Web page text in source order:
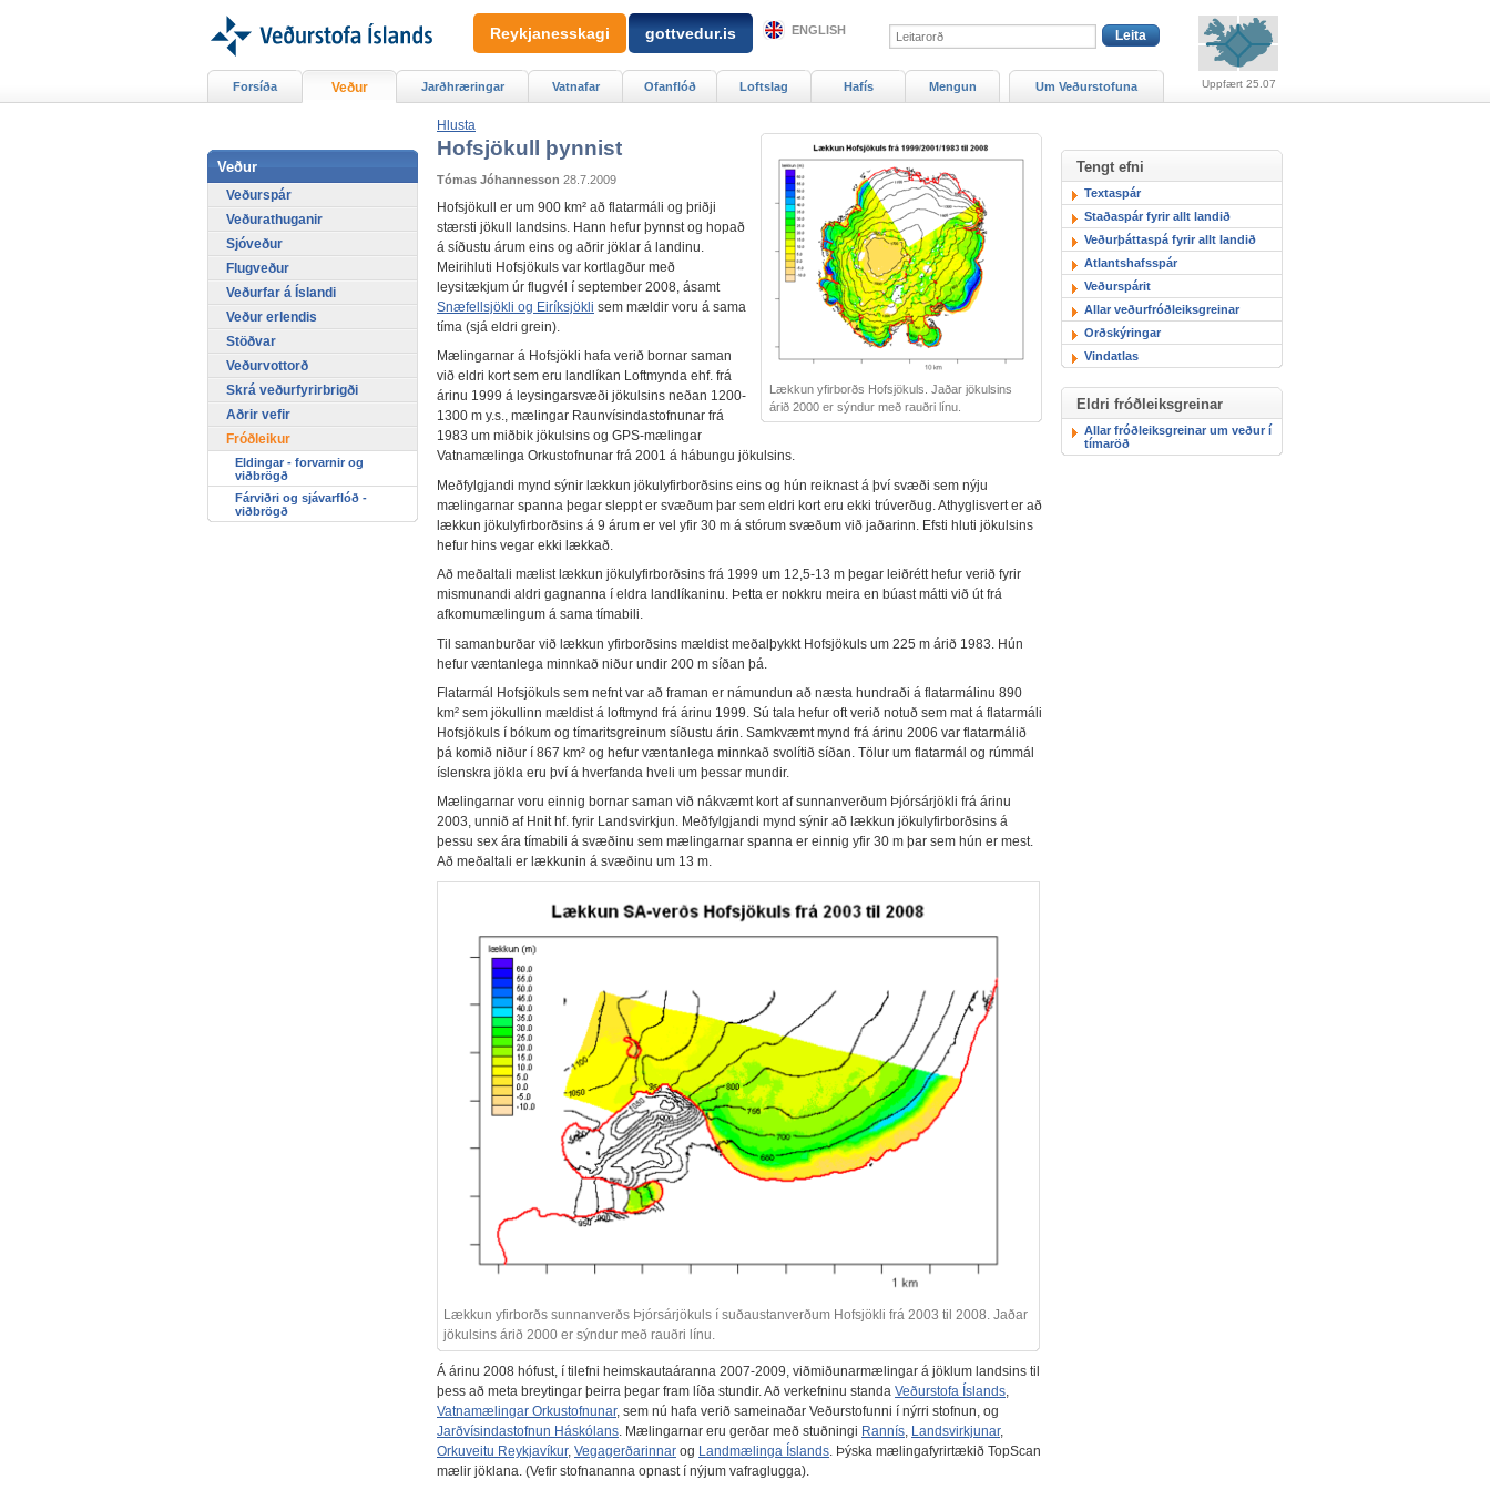
Hlusta
Lækkun yfirborðs Hofsjökuls. Jaðar jökulsins
árið 2000 er sýndur með rauðri línu.
Hofsjökull þynnist
Tómas Jóhannesson 28.7.2009
Hofsjökull er um 900 km² að flatarmáli og þriðji
stærsti jökull landsins. Hann hefur þynnst og hopað
á síðustu árum eins og aðrir jöklar á landinu.
Meirihluti Hofsjökuls var kortlagður með
leysitækjum úr flugvél í september 2008, ásamt
Snæfellsjökli og Eiríksjökli sem mældir voru á sama
tíma (sjá eldri grein).
Mælingarnar á Hofsjökli hafa verið bornar saman
við eldri kort sem eru landlíkan Loftmynda ehf. frá
árinu 1999 á leysingarsvæði jökulsins neðan 1200-
1300 m y.s., mælingar Raunvísindastofnunar frá
1983 um miðbik jökulsins og GPS-mælingar
Vatnamælinga Orkustofnunar frá 2001 á hábungu jökulsins.
Meðfylgjandi mynd sýnir lækkun jökulyfirborðsins eins og hún reiknast á því svæði sem nýju
mælingarnar spanna þegar sleppt er svæðum þar sem eldri kort eru ekki trúverðug. Athyglisvert er að
lækkun jökulyfirborðsins á 9 árum er vel yfir 30 m á stórum svæðum við jaðarinn. Efsti hluti jökulsins
hefur hins vegar ekki lækkað.
Að meðaltali mælist lækkun jökulyfirborðsins frá 1999 um 12,5-13 m þegar leiðrétt hefur verið fyrir
mismunandi aldri gagnanna í eldra landlíkaninu. Þetta er nokkru meira en búast mátti við út frá
afkomumælingum á sama tímabili.
Til samanburðar við lækkun yfirborðsins mældist meðalþykkt Hofsjökuls um 225 m árið 1983. Hún
hefur væntanlega minnkað niður undir 200 m síðan þá.
Flatarmál Hofsjökuls sem nefnt var að framan er námundun að næsta hundraði á flatarmálinu 890
km² sem jökullinn mældist á loftmynd frá árinu 1999. Sú tala hefur oft verið notuð sem mat á flatarmáli
Hofsjökuls í bókum og tímaritsgreinum síðustu árin. Samkvæmt mynd frá árinu 2006 var flatarmálið
þá komið niður í 867 km² og hefur væntanlega minnkað svolítið síðan. Tölur um flatarmál og rúmmál
íslenskra jökla eru því á hverfanda hveli um þessar mundir.
Mælingarnar voru einnig bornar saman við nákvæmt kort af sunnanverðum Þjórsárjökli frá árinu
2003, unnið af Hnit hf. fyrir Landsvirkjun. Meðfylgjandi mynd sýnir að lækkun jökulyfirborðsins á
þessu sex ára tímabili á svæðinu sem mælingarnar spanna er einnig yfir 30 m þar sem hún er mest.
Að meðaltali er lækkunin á svæðinu um 13 m.
Lækkun yfirborðs sunnanverðs Þjórsárjökuls í suðaustanverðum Hofsjökli frá 2003 til 2008. Jaðar
jökulsins árið 2000 er sýndur með rauðri línu.
Á árinu 2008 hófust, í tilefni heimskautaáranna 2007-2009, viðmiðunarmælingar á jöklum landsins til
þess að meta breytingar þeirra þegar fram líða stundir. Að verkefninu standa Veðurstofa Íslands,
Vatnamælingar Orkustofnunar, sem nú hafa verið sameinaðar Veðurstofunni í nýrri stofnun, og
Jarðvísindastofnun Háskólans. Mælingarnar eru gerðar með stuðningi Rannís, Landsvirkjunar,
Orkuveitu Reykjavíkur, Vegagerðarinnar og Landmælinga Íslands. Þýska mælingafyrirtækið TopScan
mælir jöklana. (Vefir stofnananna opnast í nýjum vafraglugga).
Tengt efni
Textaspár
Staðaspár fyrir allt landið
Veðurþáttaspá fyrir allt landið
Atlantshafsspár
Veðurspárit
Allar veðurfróðleiksgreinar
Orðskýringar
Vindatlas
Eldri fróðleiksgreinar
Allar fróðleiksgreinar um veður í
tímaröð
Forsíða Veður Jarðhræringar Vatnafar Ofanflóð Loftslag Hafís Mengun Um Veðurstofuna
Veður
Veðurspár
Veðurathuganir
Sjóveður
Flugveður
Veðurfar á Íslandi
Veður erlendis
Stöðvar
Veðurvottorð
Skrá veðurfyrirbrigði
Aðrir vefir
Fróðleikur
Eldingar - forvarnir og
viðbrögð
Fárviðri og sjávarflóð -
viðbrögð
Uppfært 25.07
Reykjanesskagi gottvedur.is ENGLISH